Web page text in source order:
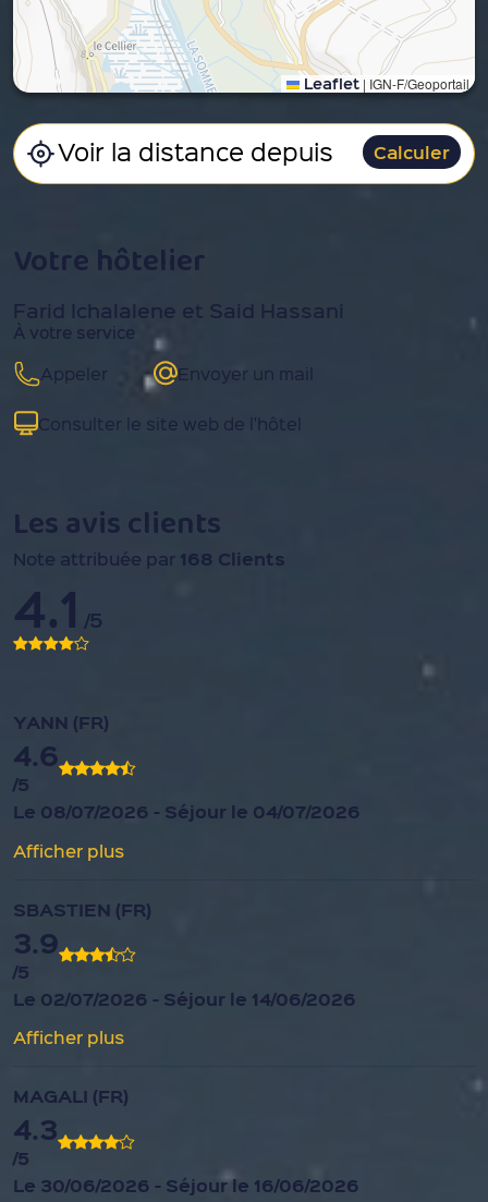
Leaflet | IGN-F/Geoportail
Calculer
Votre hôtelier
Farid Ichalalene et Said Hassani
À votre service
Appeler Envoyer un mail
Consulter le site web de l'hôtel
Les avis clients
Note attribuée par 168 Clients
4.1 /5
YANN (FR)
4.6
/5
Le 08/07/2026 - Séjour le 04/07/2026
Afficher plus
SBASTIEN (FR)
3.9
/5
Le 02/07/2026 - Séjour le 14/06/2026
Afficher plus
MAGALI (FR)
4.3
/5
Le 30/06/2026 - Séjour le 16/06/2026